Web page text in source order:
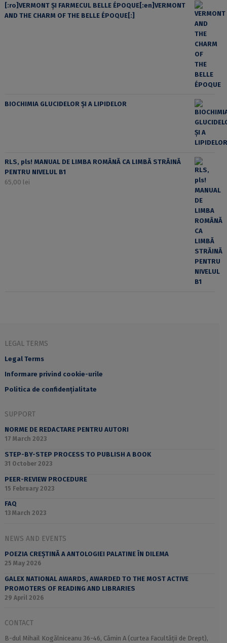
[:ro]VERMONT ȘI FARMECUL BELLE ÉPOQUE[:en]VERMONT
AND THE CHARM OF THE BELLE ÉPOQUE[:]
BIOCHIMIA GLUCIDELOR ȘI A LIPIDELOR
RLS, pls! MANUAL DE LIMBA ROMÂNĂ CA LIMBĂ STRĂINĂ
PENTRU NIVELUL B1
65,00 lei
LEGAL TERMS
Legal Terms
Informare privind cookie-urile
Politica de confidențialitate
SUPPORT
NORME DE REDACTARE PENTRU AUTORI
17 March 2023
STEP-BY-STEP PROCESS TO PUBLISH A BOOK
31 October 2023
PEER-REVIEW PROCEDURE
15 February 2023
FAQ
13 March 2023
NEWS AND EVENTS
POEZIA CREȘTINĂ A ANTOLOGIEI PALATINE ÎN DILEMA
25 May 2026
GALEX NATIONAL AWARDS, AWARDED TO THE MOST ACTIVE
PROMOTERS OF READING AND LIBRARIES
29 April 2026
CONTACT
B-dul Mihail Kogălniceanu 36-46, Cămin A (curtea Facultății de Drept),